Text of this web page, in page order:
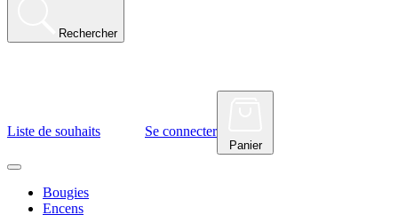
Rechercher
Liste de souhaits Se connecter
Panier
Bougies
Encens